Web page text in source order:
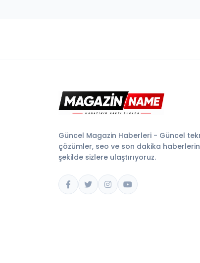
Güncel Magazin Haberleri - Güncel
çözümler, seo ve son dakika haberlerini
şekilde sizlere ulaştırıyoruz.